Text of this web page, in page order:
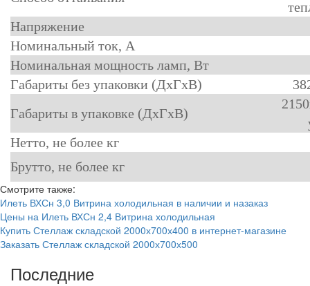
Напряжение
Номинальный ток, A
Номинальная мощность ламп, Вт
Габариты без упаковки (ДхГхВ)
Габариты в упаковке (ДхГхВ)
Нетто, не более кг
Брутто, не более кг
Смотрите также:
Илеть ВХСн 3,0 Витрина холодильная в наличии и назаказ
Цены на Илеть ВХСн 2,4 Витрина холодильная
Купить Стеллаж складской 2000х700х400 в интернет-магазине
Заказать Стеллаж складской 2000х700х500
Последние